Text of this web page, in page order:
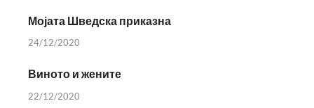
Мојата Шведска приказна
24/12/2020
Виното и жените
22/12/2020